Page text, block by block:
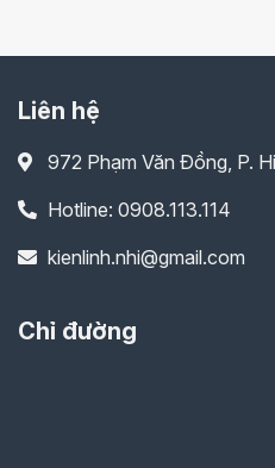
Liên hệ
972 Phạm Văn Đồng, P.
Hotline: 0908.113.114
kienlinh.nhi@gmail.com
Chỉ đường